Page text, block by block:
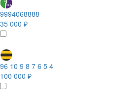
9994068888
35 000 ₽
96 10 9 8 7 6 5 4
100 000 ₽